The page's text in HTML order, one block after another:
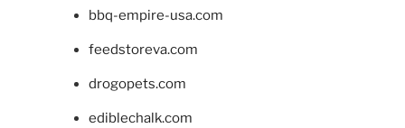
bbq-empire-usa.com
feedstoreva.com
drogopets.com
ediblechalk.com